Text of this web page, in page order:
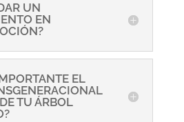
UN
EN
EL
TU ÁRBOL